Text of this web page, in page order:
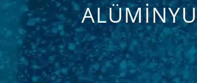
ÖZEL